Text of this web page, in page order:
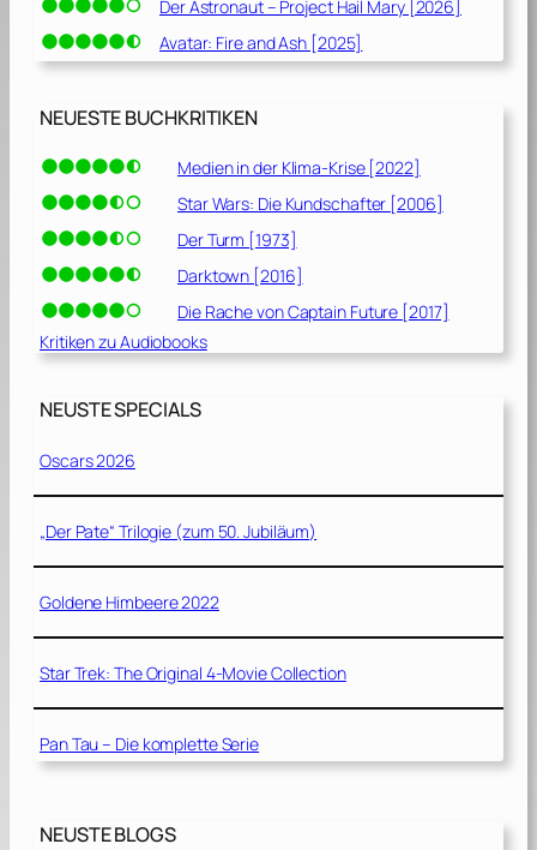
Der Astronaut – Project Hail Mary [2026]
Avatar: Fire and Ash [2025]
NEUESTE BUCHKRITIKEN
Medien in der Klima-Krise [2022]
Star Wars: Die Kundschafter [2006]
Der Turm [1973]
Darktown [2016]
Die Rache von Captain Future [2017]
Kritiken zu Audiobooks
NEUSTE SPECIALS
Oscars 2026
„Der Pate“ Trilogie (zum 50. Jubiläum)
Goldene Himbeere 2022
Star Trek: The Original 4-Movie Collection
Pan Tau – Die komplette Serie
NEUSTE BLOGS